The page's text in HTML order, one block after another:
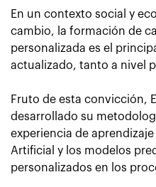
En un contexto social y
cambio, la formación de
personalizada es el
actualizado, tanto a nivel
Fruto de esta convicción,
desarrollado su
experiencia de
Artificial y los modelos
personalizados en los